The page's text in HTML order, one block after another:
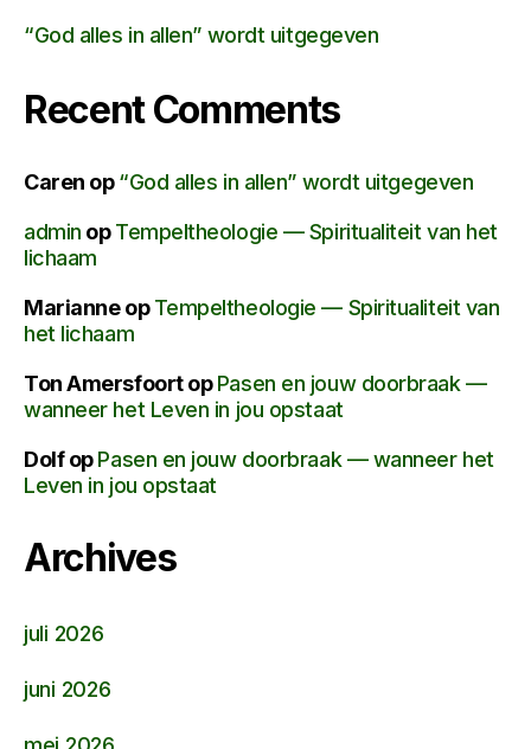
“God alles in allen” wordt uitgegeven
Recent Comments
Caren op“God alles in allen” wordt uitgegeven
admin opTempeltheologie — Spiritualiteit van het
lichaam
MarianneopTempeltheologie — Spiritualiteit van
het lichaam
Ton AmersfoortopPasen en jouw doorbraak —
wanneer het Leven in jou opstaat
DolfopPasen en jouw doorbraak — wanneer het
Leven in jou opstaat
Archives
juli 2026
juni 2026